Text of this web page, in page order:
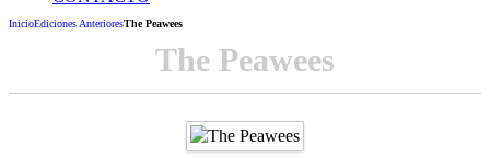
InicioEdiciones AnterioresThe Peawees
The Peawees